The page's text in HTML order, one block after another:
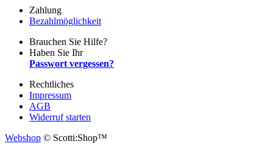
Zahlung
Bezahlmöglichkeit
Brauchen Sie Hilfe?
Haben Sie Ihr
Passwort vergessen?
Rechtliches
Impressum
AGB
Widerruf starten
Webshop © Scotti:Shop™